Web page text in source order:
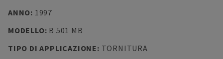
ANNO: 1997
MODELLO: B 501 MB
TIPO DI APPLICAZIONE: TORNITURA